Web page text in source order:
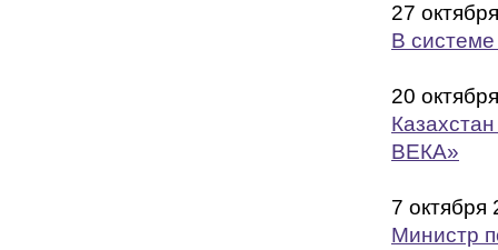
27
В
20
ВЕКА»
7 октября
Министр